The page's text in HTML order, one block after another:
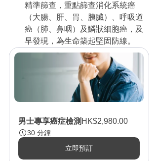
精準篩查，重點篩查消化系統癌
（大腸、肝、胃、胰臟）、呼吸道
癌（肺、鼻咽）及鱗狀細胞癌，及
早發現，為生命築起堅固防線。
男士專享癌症檢測 HK$2,980.00
30 分鐘
立即預訂